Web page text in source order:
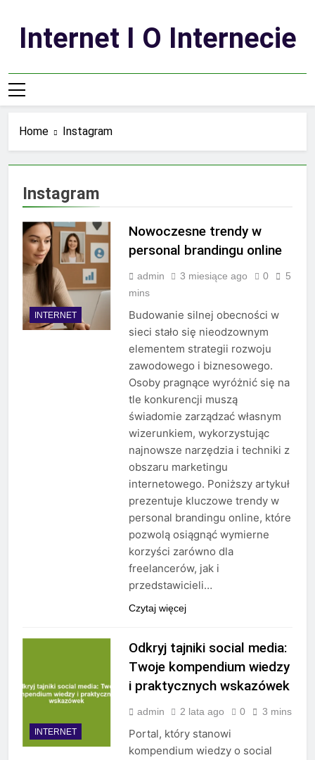
contentInternet I O Internecie
Home Instagram
Instagram
INTERNET
Nowoczesne trendy w
personal brandingu online
admin 3 miesiące ago 0
5
mins
Budowanie silnej obecności w
sieci stało się nieodzownym
elementem strategii rozwoju
zawodowego i biznesowego.
Osoby pragnące wyróżnić się na
tle konkurencji muszą
świadomie zarządzać własnym
wizerunkiem, wykorzystując
najnowsze narzędzia i techniki z
obszaru marketingu
internetowego. Poniższy artykuł
prezentuje kluczowe trendy w
personal brandingu online, które
pozwolą osiągnąć wymierne
korzyści zarówno dla
freelancerów, jak i
przedstawicieli…
Czytaj więcej
INTERNET
Odkryj tajniki social media:
Twoje kompendium wiedzy
i praktycznych wskazówek
admin 2 lata ago 0 3 mins
Portal, który stanowi
kompendium wiedzy o social